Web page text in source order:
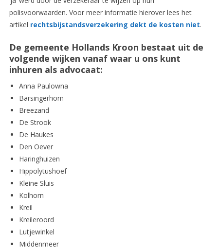
polisvoorwaarden. Voor meer informatie hierover lees het
artikel rechtsbijstandsverzekering dekt de kosten niet.
De gemeente Hollands Kroon bestaat uit de
volgende wijken vanaf waar u ons kunt
inhuren als advocaat:
Anna Paulowna
Barsingerhorn
Breezand
De Strook
De Haukes
Den Oever
Haringhuizen
Hippolytushoef
Kleine Sluis
Kolhorn
Kreil
Kreileroord
Lutjewinkel
Middenmeer